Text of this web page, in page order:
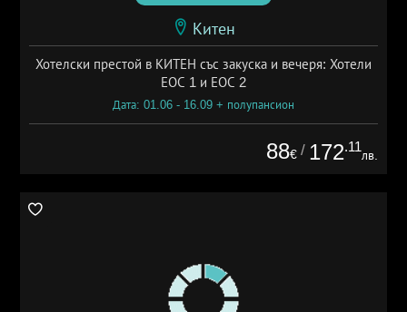
Китен
Хотелски престой в КИТЕН със закуска и вечеря: Хотели
ЕОС 1 и ЕОС 2
Дата: 01.06 - 16.09 + полупансион
88€ / 172.11
лв.